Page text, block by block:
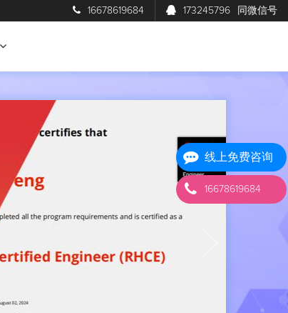
16678619684 173245796 同微信号
线上免费咨询
16678619684